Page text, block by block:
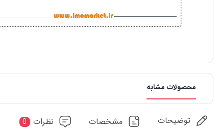
محصولات مشابه
توضیحات مشخصات نظرات 0